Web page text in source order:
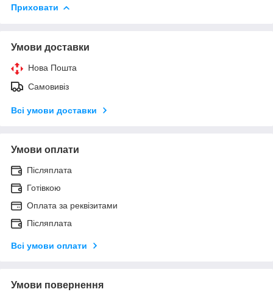
Приховати
Умови доставки
Нова Пошта
Самовивіз
Всі умови доставки
Умови оплати
Післяплата
Готівкою
Оплата за реквізитами
Післяплата
Всі умови оплати
Умови повернення